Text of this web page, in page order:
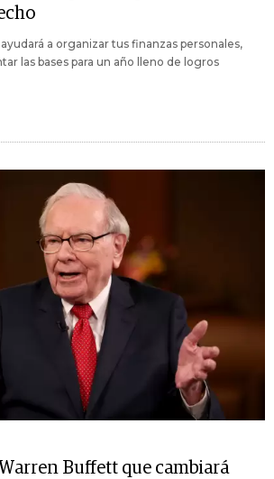
a organizar tus finanzas personales,
las bases para un año lleno de logros
Buffett que cambiará